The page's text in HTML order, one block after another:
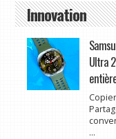
Innovation
Ultra
...